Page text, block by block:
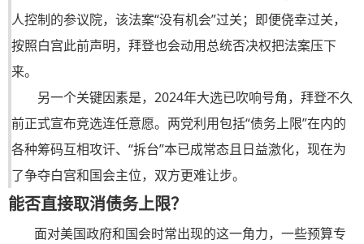
人控制的参议院，该法案“没有机会”过关；即便侥幸过关，
按照白宫此前声明， 拜登也会动用总统否决权把法案压下
来。
另一个关键因素是，2024年大选已吹响号角， 拜登不久
前正式宣布竞选连任意愿。两党利用包括“债务上限”在内的
各种筹码互相攻讦、“拆台”本已成常态且日益激化，现在为
了争夺白宫和国会主位，双方更难让步。
能否直接取消债务上限？
面对美国政府和国会时常出现的这一角力，一些预算专